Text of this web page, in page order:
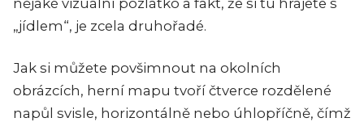
„jídlem“, je zcela druhořadé.
Jak si můžete povšimnout na okolních
obrázcích, herní mapu tvoří čtverce rozdělené
napůl svisle, horizontálně nebo úhlopříčně, čímž